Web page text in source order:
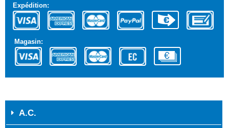
Expédition:
Magasin:
A.C.